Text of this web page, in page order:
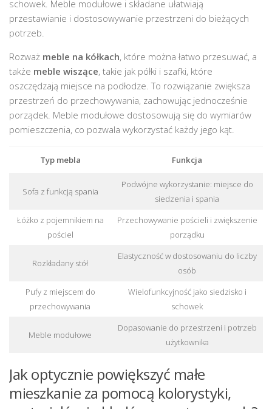
schowek. Meble modułowe i składane ułatwiają
przestawianie i dostosowywanie przestrzeni do bieżących
potrzeb.
Rozważ meble na kółkach, które można łatwo przesuwać, a
także meble wiszące, takie jak półki i szafki, które
oszczędzają miejsce na podłodze. To rozwiązanie zwiększa
przestrzeń do przechowywania, zachowując jednocześnie
porządek. Meble modułowe dostosowują się do wymiarów
pomieszczenia, co pozwala wykorzystać każdy jego kąt.
Typ mebla Funkcja
Sofa z funkcją spania
Podwójne wykorzystanie: miejsce do
siedzenia i spania
Łóżko z pojemnikiem na
pościel
Przechowywanie pościeli i zwiększenie
porządku
Rozkładany stół
Elastyczność w dostosowaniu do liczby
osób
Pufy z miejscem do
przechowywania
Wielofunkcyjność jako siedzisko i
schowek
Meble modułowe
Dopasowanie do przestrzeni i potrzeb
użytkownika
Jak optycznie powiększyć małe
mieszkanie za pomocą kolorystyki,